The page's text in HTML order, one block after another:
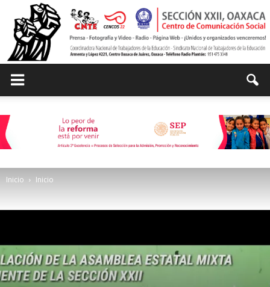
de
Social
Inicio Inicio